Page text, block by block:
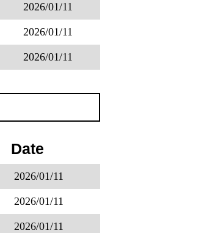
2026/01/11
2026/01/11
2026/01/11
Date
2026/01/11
2026/01/11
2026/01/11